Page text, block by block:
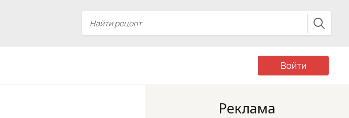
Войти
Реклама